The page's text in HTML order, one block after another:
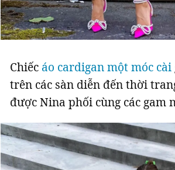
Chiếc áo cardigan một móc cài
trên các sàn diễn đến thời
được Nina phối cùng các gam